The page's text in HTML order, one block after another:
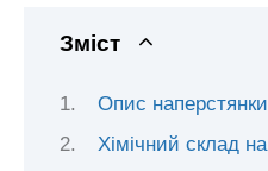
Зміст
Опис
Хімічний склад